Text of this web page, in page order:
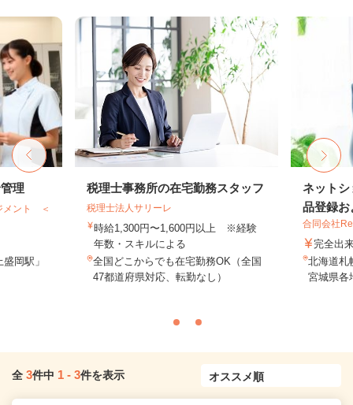
理
メント ＜
岡駅」
税理士事務所の在宅勤務スタッフ
税理士法人サリーレ
時給1,300円〜1,600円以上 ※経験
年数・スキルによる
全国どこからでも在宅勤務OK（全国
47都道府県対応、転勤なし）
ネットシ
品登録お
合同会社
完全出
北海道札
宮城県
全 3件中 1 - 3件を表示